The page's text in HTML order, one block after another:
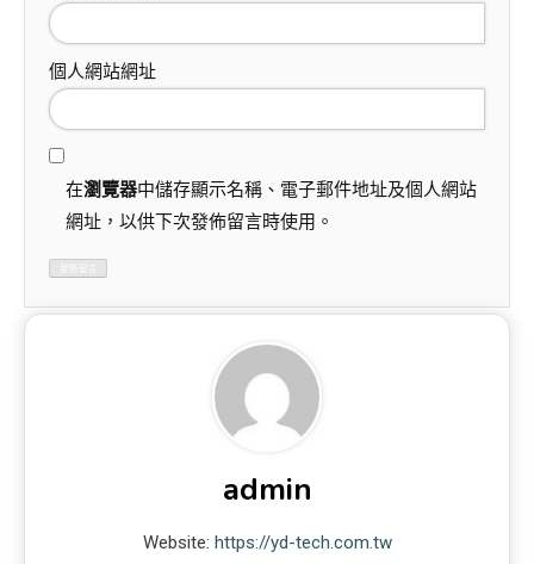
個人網站網址
在瀏覽器中儲存顯示名稱、電子郵件地址及個人網站
網址，以供下次發佈留言時使用。
admin
Website: https://yd-tech.com.tw